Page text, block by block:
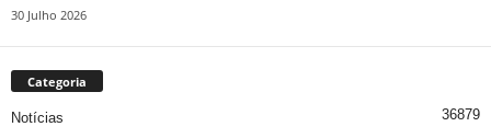
30 Julho 2026
Categoria
Notícias 36879